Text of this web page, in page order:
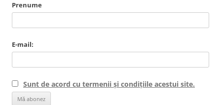
Prenume
E-mail:
Sunt de acord cu termenii și condițiile acestui site.